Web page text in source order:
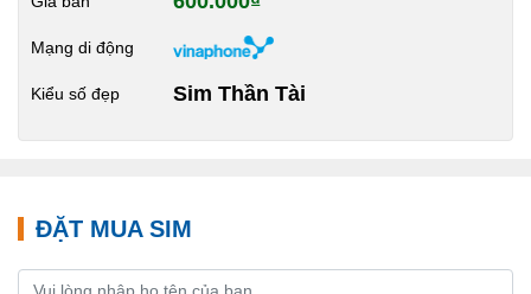
Mạng di động
Kiểu số đẹp Sim Thần Tài
ĐẶT MUA SIM